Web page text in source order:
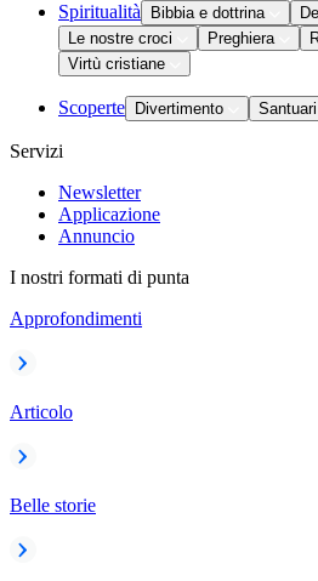
Spiritualità Bibbia e dottrina
Le nostre croci
Preghiera
Virtù cristiane
Scoperte Divertimento Santuari
Servizi
Newsletter
Applicazione
Annuncio
I nostri formati di punta
Approfondimenti
Articolo
Belle storie